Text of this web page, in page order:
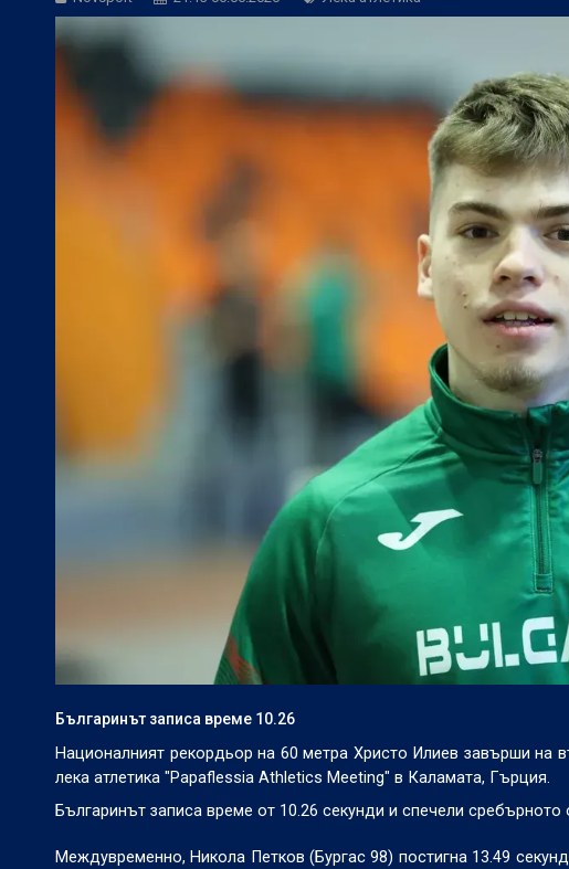
БГ Футбол:Веласкес: Невероятно удоволствие
БГ Футбол:
Българинът записа време 10.26
Националният рекордьор на 60 метра Христо Илиев завърши на
лека атлетика "Papaflessia Athletics Meeting" в Каламата, Гърция.
Българинът записа време от 10.26 секунди и спечели сребърното
Междувременно, Никола Петков (Бургас 98) постигна 13.49